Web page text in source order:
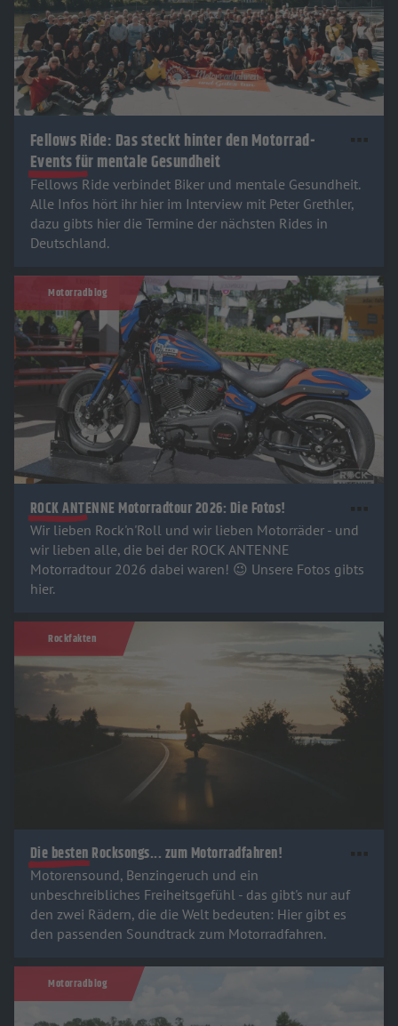
Fellows Ride: Das steckt hinter den Motorrad-
Events für mentale Gesundheit
Fellows Ride verbindet Biker und mentale Gesundheit.
Alle Infos hört ihr hier im Interview mit Peter Grethler,
dazu gibts hier die Termine der nächsten Rides in
Deutschland.
Motorradblog
ROCK ANTENNE Motorradtour 2026: Die Fotos!
Wir lieben Rock'n'Roll und wir lieben Motorräder - und
wir lieben alle, die bei der ROCK ANTENNE
Motorradtour 2026 dabei waren! 😉 Unsere Fotos gibts
hier.
Rockfakten
Die besten Rocksongs... zum Motorradfahren!
Motorensound, Benzingeruch und ein
unbeschreibliches Freiheitsgefühl - das gibt's nur auf
den zwei Rädern, die die Welt bedeuten: Hier gibt es
den passenden Soundtrack zum Motorradfahren.
Motorradblog